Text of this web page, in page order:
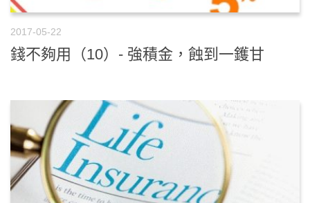
2017-05-22
錢不夠用（10）- 強積金，蝕到一鑊甘